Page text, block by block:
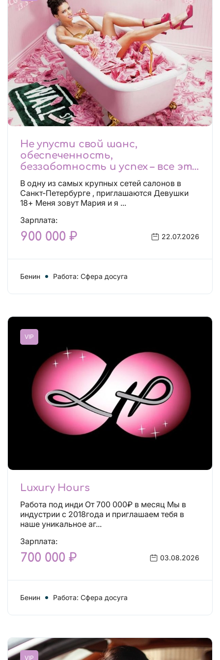
Не упусти свой шанс,
обеспеченность,
беззаботность и успех – все это
будет уже завтра, поспеши!
Лучшие условия!
В одну из самых крупных сетей салонов в
Санкт-Петербурге , приглашаются Девушки
18+ Меня зовут Мария и я ...
Зарплата:
900 000 ₽ 22.07.2026
Бенин Работа: Сфера досуга
VIP
Luxury Hours
Работа под инди От 700 000₽ в месяц Мы в
индустрии с 2018года и приглашаем тебя в
наше уникальное аг...
Зарплата:
700 000 ₽ 03.08.2026
Бенин Работа: Сфера досуга
VIP